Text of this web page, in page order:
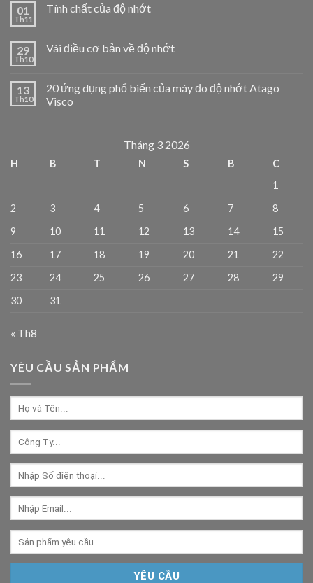
01
Th11
Tính chất của độ nhớt
29
Th10
Vài điều cơ bản về độ nhớt
13
Th10
20 ứng dụng phổ biến của máy đo độ nhớt Atago
Visco
Tháng 3 2026
H B T N S B
C
1
2
3 4 5 6 7
8
9
10 11 12 13 14
15
16
17 18 19 20 21
22
23
24 25 26 27 28
29
30
31
« Th8
YÊU CẦU SẢN PHẨM